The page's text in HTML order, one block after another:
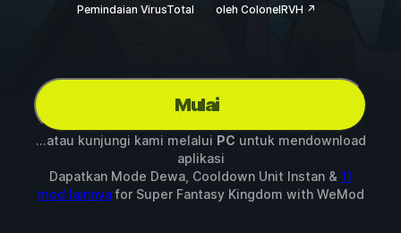
Pemindaian VirusTotal oleh ColonelRVH ↗
Mulai
...atau kunjungi kami melalui PC untuk mendownload
aplikasi
Dapatkan Mode Dewa, Cooldown Unit Instan & 11
mod lainnyafor Super Fantasy Kingdom with WeMod